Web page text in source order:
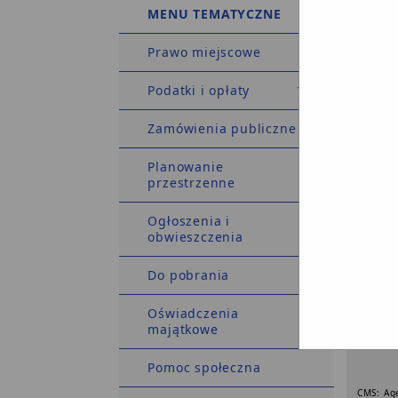
MENU TEMATYCZNE
Prawo miejscowe
Podatki i opłaty
Zamówienia publiczne
Planowanie
przestrzenne
Ogłoszenia i
obwieszczenia
Do pobrania
Oświadczenia
majątkowe
Pomoc społeczna
CMS: